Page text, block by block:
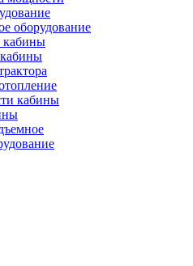
оборудование
кабины
кабины